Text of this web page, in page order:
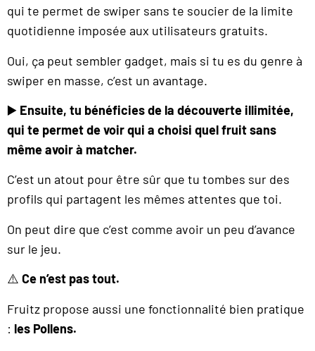
qui te permet de swiper sans te soucier de la limite
quotidienne imposée aux utilisateurs gratuits.
Oui, ça peut sembler gadget, mais si tu es du genre à
swiper en masse, c’est un avantage.
▶️ Ensuite, tu bénéficies de la découverte illimitée,
qui te permet de voir qui a choisi quel fruit sans
même avoir à matcher.
C’est un atout pour être sûr que tu tombes sur des
profils qui partagent les mêmes attentes que toi.
On peut dire que c’est comme avoir un peu d’avance
sur le jeu.
⚠️ Ce n’est pas tout.
Fruitz propose aussi une fonctionnalité bien pratique
: les Pollens.